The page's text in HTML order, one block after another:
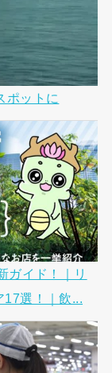
ポットに
ガイド！｜リ
選！｜飲...